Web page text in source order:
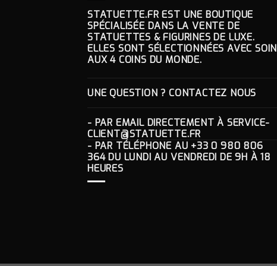
STATUETTE.FR EST UNE BOUTIQUE
SPÉCIALISÉE DANS LA VENTE DE
STATUETTES & FIGURINES DE LUXE.
ELLES SONT SÉLECTIONNÉES AVEC SOIN
AUX 4 COINS DU MONDE.
UNE QUESTION ? CONTACTEZ NOUS
- PAR EMAIL DIRECTEMENT À SERVICE-
CLIENT@STATUETTE.FR
- PAR TÉLÉPHONE AU +33 0 980 806
364DU LUNDI AU VENDREDI DE 9H À 18
HEURES